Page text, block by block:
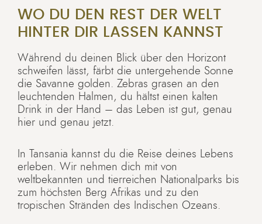
WO DU DEN REST DER WELT
HINTER DIR LASSEN KANNST
Während du deinen Blick über den Horizont
schweifen lässt, färbt die untergehende Sonne
die Savanne golden. Zebras grasen an den
leuchtenden Halmen, du hältst einen kalten
Drink in der Hand – das Leben ist gut, genau
hier und genau jetzt.
In Tansania kannst du die Reise deines Lebens
erleben. Wir nehmen dich mit von
weltbekannten und tierreichen Nationalparks bis
zum höchsten Berg Afrikas und zu den
tropischen Stränden des Indischen Ozeans.